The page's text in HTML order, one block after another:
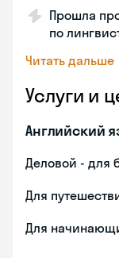
Прошла
по
Читать дальше
Услуги и
Английский
Деловой - для
Для
Для